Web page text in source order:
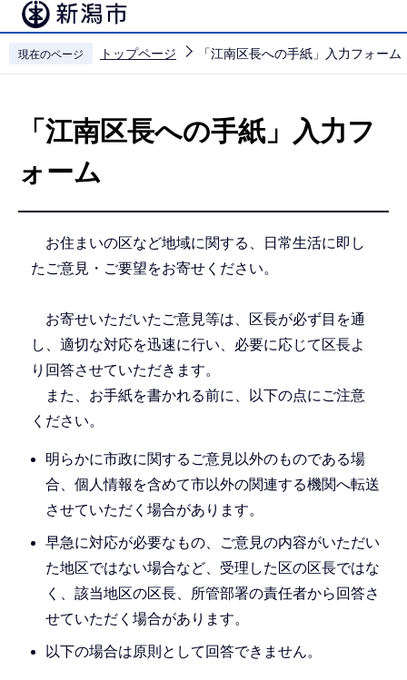
の
現在のページ トップページ 「江南区長への手紙」入力フォーム
「江南区長への手紙」入力フ
ォーム
お住まいの区など地域に関する、日常生活に即し
たご意見・ご要望をお寄せください。
お寄せいただいたご意見等は、区長が必ず目を通
し、適切な対応を迅速に行い、必要に応じて区長よ
り回答させていただきます。
また、お手紙を書かれる前に、以下の点にご注意
ください。
明らかに市政に関するご意見以外のものである場
合、個人情報を含めて市以外の関連する機関へ転送
させていただく場合があります。
早急に対応が必要なもの、ご意見の内容がいただい
た地区ではない場合など、受理した区の区長ではな
く、該当地区の区長、所管部署の責任者から回答さ
せていただく場合があります。
以下の場合は原則として回答できません。